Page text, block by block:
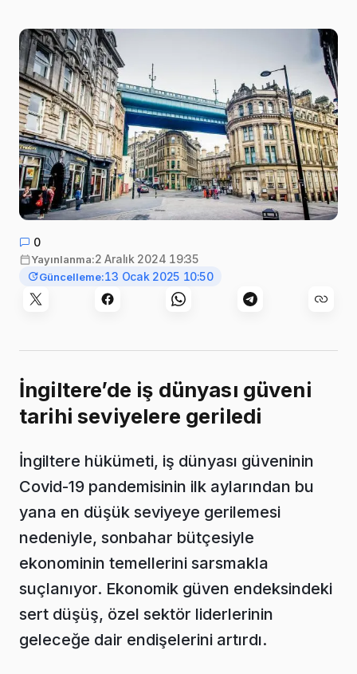
0
Yayınlanma:2 Aralık 2024 19:35
Güncelleme:13 Ocak 2025 10:50
İngiltere’de iş dünyası güveni
tarihi seviyelere geriledi
İngiltere hükümeti, iş dünyası güveninin
Covid-19 pandemisinin ilk aylarından bu
yana en düşük seviyeye gerilemesi
nedeniyle, sonbahar bütçesiyle
ekonominin temellerini sarsmakla
suçlanıyor. Ekonomik güven endeksindeki
sert düşüş, özel sektör liderlerinin
geleceğe dair endişelerini artırdı.